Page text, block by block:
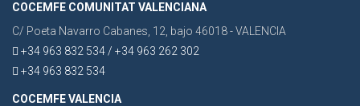
COCEMFE COMUNITAT VALENCIANA
C/ Poeta Navarro Cabanes, 12, bajo 46018 - VALENCIA
+34 963 832 534 / +34 963 262 302
+34 963 832 534
COCEMFE VALENCIA